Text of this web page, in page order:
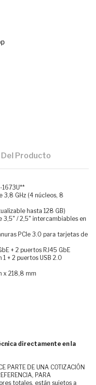
Producto
1673U**
3,8 GHz (4 núcleos, 8
hasta 128 GB)
3,5" / 2,5" intercambiables en
PCIe 3.0 para tarjetas de
+ 2 puertos RJ45 GbE
+ 2 puertos USB 2.0
x 218,8 mm
directamente en la
PARTE DE UNA COTIZACIÓN
PARA
totales, están sujetos a